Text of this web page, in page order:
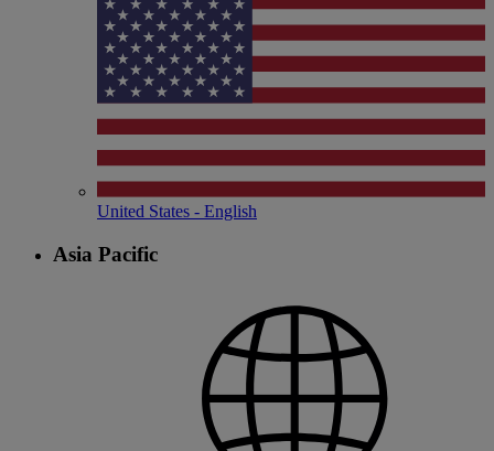
United States - English
Asia Pacific